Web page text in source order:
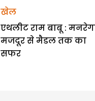
खेल
एथलीट राम बाबू :
मजदूर से मैडल तक का
सफर